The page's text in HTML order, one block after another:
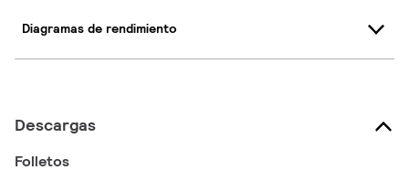
Diagramas de rendimiento
Descargas
Folletos